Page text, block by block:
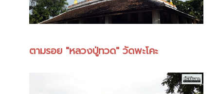
ตามรอย "หลวงปู่ทวด" วัดพะโคะ